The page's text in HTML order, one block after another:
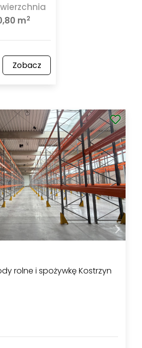
m2
Zobacz
rolne i spożywkę Kostrzyn